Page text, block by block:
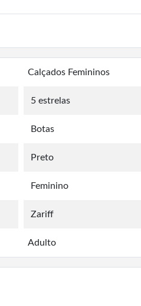
Calçados Femininos
5 estrelas
Botas
Preto
Feminino
Zariff
Adulto